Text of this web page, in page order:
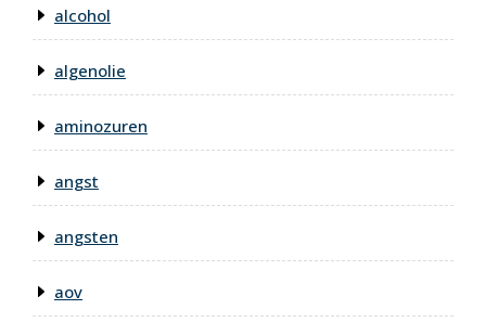
alcohol
algenolie
aminozuren
angst
angsten
aov